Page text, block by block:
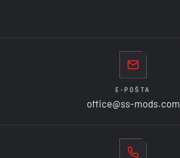
E-POŠTA
office@ss-mods.com